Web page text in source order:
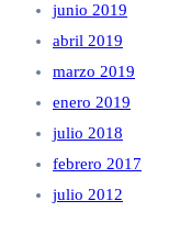
junio 2019
abril 2019
marzo 2019
enero 2019
julio 2018
febrero 2017
julio 2012